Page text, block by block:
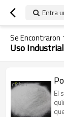
Entra
Se Encontraron
Uso
El